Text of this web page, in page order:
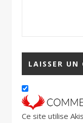
Ce site utilise